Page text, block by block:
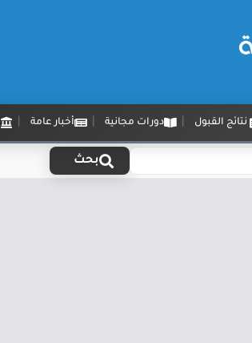
نتائج القبول دورات مجانية أخبار عامة
بحث